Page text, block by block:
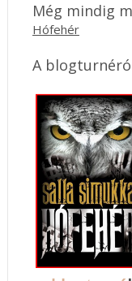
Még mindig
Hófehér
A